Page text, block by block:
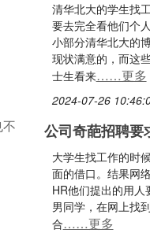
清华北大的学生找
要去完全看他们个
小部分清华北大的
现状满意的，而这
士生看来……更多
2024-07-26
公司奇葩招聘要
大学生找工作的时
面的借口。结果网
HR他们提出的用
男同学，在网上找
合……更多